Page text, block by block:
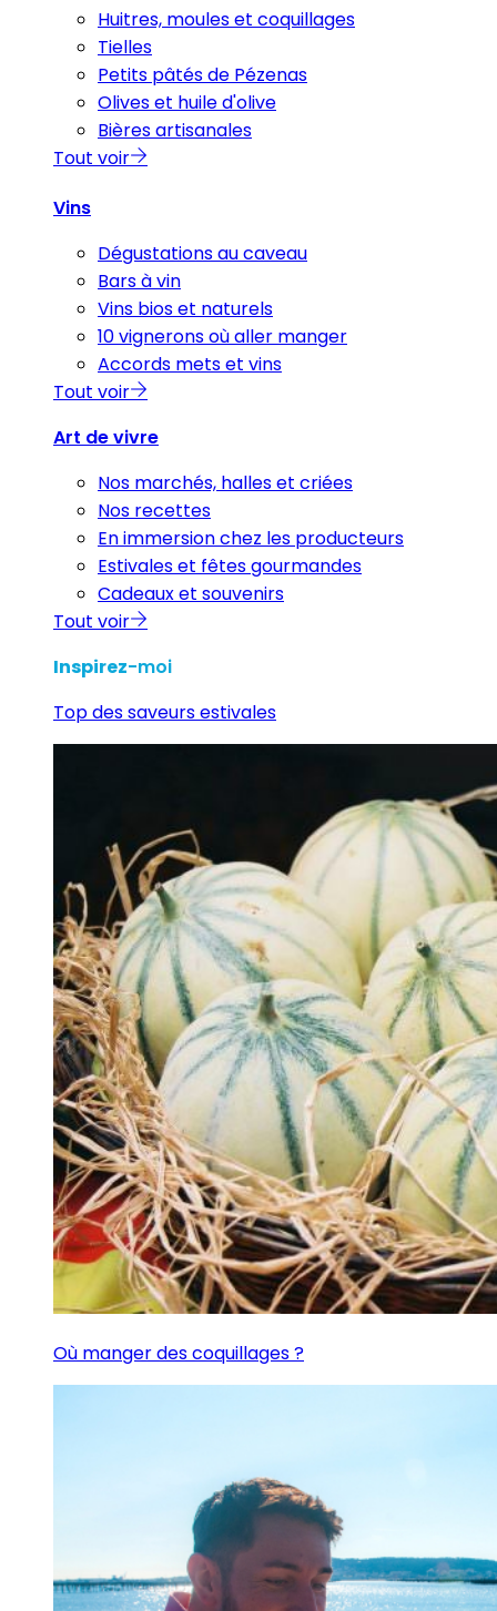
Huitres, moules et coquillages
Tielles
Petits pâtés de Pézenas
Olives et huile d'olive
Bières artisanales
Tout voir
Vins
Dégustations au caveau
Bars à vin
Vins bios et naturels
10 vignerons où aller manger
Accords mets et vins
Tout voir
Art de vivre
Nos marchés, halles et criées
Nos recettes
En immersion chez les producteurs
Estivales et fêtes gourmandes
Cadeaux et souvenirs
Tout voir
Inspirez-moi
Top des saveurs estivales
Où manger des coquillages ?